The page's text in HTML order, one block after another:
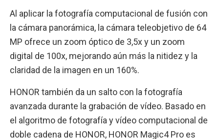
Al aplicar la fotografía computacional de fusión con
la cámara panorámica, la cámara teleobjetivo de 64
MP ofrece un zoom óptico de 3,5x y un zoom
digital de 100x, mejorando aún más la nitidez y la
claridad de la imagen en un 160%.
HONOR también da un salto con la fotografía
avanzada durante la grabación de vídeo. Basado en
el algoritmo de fotografía y vídeo computacional de
doble cadena de HONOR, HONOR Magic4 Pro es